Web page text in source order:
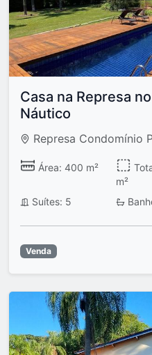
Casa na Represa
Náutico
Represa Condomínio
Área: 400 m²
m²
Suítes: 5
Venda